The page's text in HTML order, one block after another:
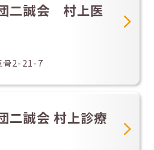
二誠会 村上医
骨2-21-7
二誠会 村上診療